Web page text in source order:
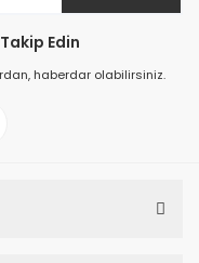
Edin
haberdar olabilirsiniz.